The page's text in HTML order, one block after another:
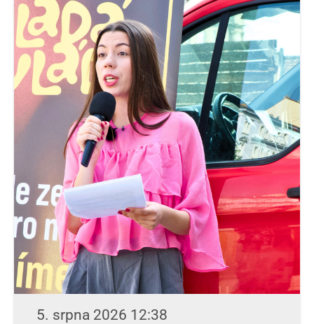
5. srpna 2026 12:38